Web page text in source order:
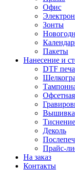
Офис
Зонты
Пакеты
Нанесение и
DTF
Вышивка
Тиснение
Деколь
Прайс-
На заказ
Контакты